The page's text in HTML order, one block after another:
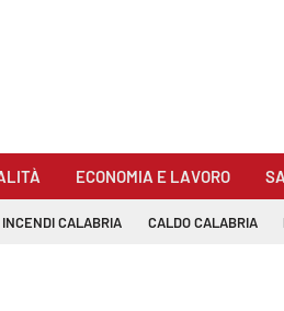
ECONOMIA E LAVORO
INCENDI CALABRIA CALDO CALABRIA